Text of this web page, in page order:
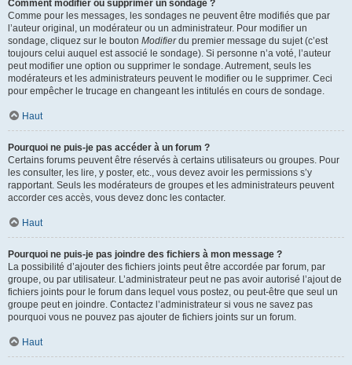
Comment modifier ou supprimer un sondage ?
Comme pour les messages, les sondages ne peuvent être modifiés que par
l’auteur original, un modérateur ou un administrateur. Pour modifier un
sondage, cliquez sur le bouton Modifierdu premier message du sujet (c’est
toujours celui auquel est associé le sondage). Si personne n’a voté, l’auteur
peut modifier une option ou supprimer le sondage. Autrement, seuls les
modérateurs et les administrateurs peuvent le modifier ou le supprimer. Ceci
pour empêcher le trucage en changeant les intitulés en cours de sondage.
Haut
Pourquoi ne puis-je pas accéder à un forum ?
Certains forums peuvent être réservés à certains utilisateurs ou groupes. Pour
les consulter, les lire, y poster, etc., vous devez avoir les permissions s’y
rapportant. Seuls les modérateurs de groupes et les administrateurs peuvent
accorder ces accès, vous devez donc les contacter.
Haut
Pourquoi ne puis-je pas joindre des fichiers à mon message ?
La possibilité d’ajouter des fichiers joints peut être accordée par forum, par
groupe, ou par utilisateur. L’administrateur peut ne pas avoir autorisé l’ajout de
fichiers joints pour le forum dans lequel vous postez, ou peut-être que seul un
groupe peut en joindre. Contactez l’administrateur si vous ne savez pas
pourquoi vous ne pouvez pas ajouter de fichiers joints sur un forum.
Haut